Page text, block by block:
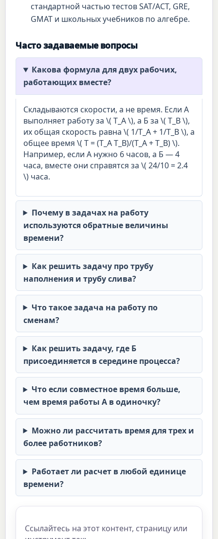
стандартной частью тестов SAT/ACT, GRE,
GMAT и школьных учебников по алгебре.
Часто задаваемые вопросы
Какова формула для двух рабочих,
работающих вместе?
Складываются скорости, а не время. Если А
выполняет работу за \( T_A \), а Б за \( T_B \),
их общая скорость равна \( 1/T_A + 1/T_B \), а
общее время \( T = (T_A T_B)/(T_A + T_B) \).
Например, если А нужно 6 часов, а Б — 4
часа, вместе они справятся за \( 24/10 = 2.4
\) часа.
Почему в задачах на работу
используются обратные величины
времени?
Как решить задачу про трубу
наполнения и трубу слива?
Что такое задача на работу по
сменам?
Как решить задачу, где Б
присоединяется в середине процесса?
Что если совместное время больше,
чем время работы А в одиночку?
Можно ли рассчитать время для трех и
более работников?
Работает ли расчет в любой единице
времени?
Ссылайтесь на этот контент, страницу или